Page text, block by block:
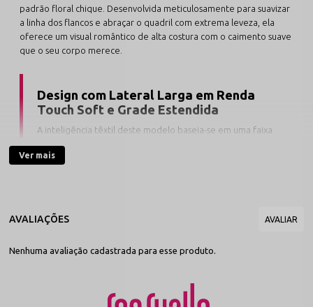
padrão floral chique. Desenvolvida meticulosamente para suavizar
a linha dos flancos e abraçar o quadril com extrema leveza, ela
oferece um visual romântico de alta costura com o caimento suave
que o seu corpo merece.
Design com Lateral Larga em Renda
Touch Soft e Grade Estendida
A inteligência têxtil deste modelo baseia-se em uma faixa
90% Poliamida e 10% Elastano
manequins do 38 ao 44) e no tamanho GG (calibrado sob
medida para o manequim 46), ela entrega estabilidade
As tramas finas e aveludadas da renda especial atuam como uma
segunda pele dermo-gentil, proporcionando uma regulação
Ver mais
Nenhuma avaliação cadastrada para esse produto.